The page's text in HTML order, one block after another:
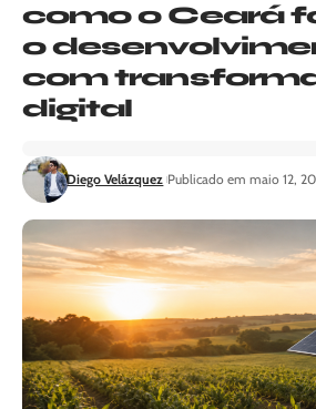
como o Ceará
o
com
digital
Diego Velázquez Publicado em maio 12,